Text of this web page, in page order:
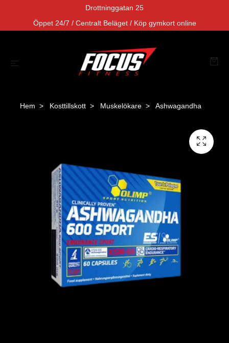
Drottninggatan 25
Öppet 24/7 / Centralt Beläget / Köp gymkort online
Hem Kosttillskott Muskelökare Ashwagandha